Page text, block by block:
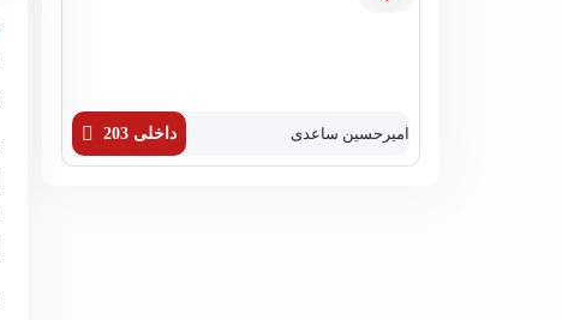
امیرحسین ساعدی داخلی 203